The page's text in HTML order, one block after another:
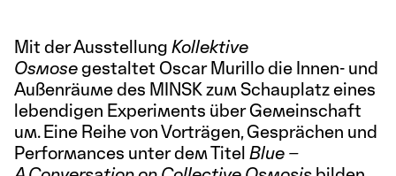
Mit der Ausstellung Kollektive
Osmosegestaltet Oscar Murillo die Innen- und
Außenräume des MINSK zum Schauplatz eines
lebendigen Experiments über Gemeinschaft
um. Eine Reihe von Vorträgen, Gesprächen und
Performances unter dem Titel Blue –